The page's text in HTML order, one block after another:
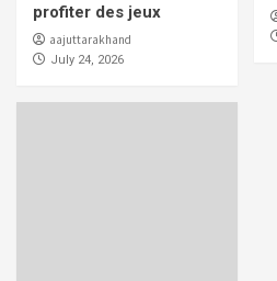
profiter des jeux
aajuttarakhand
July 24, 2026